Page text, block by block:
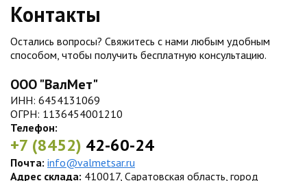
Контакты
Остались вопросы? Свяжитесь с нами любым удобным
способом, чтобы получить бесплатную консультацию.
ООО "ВалМет"
ИНН: 6454131069
ОГРН: 1136454001210
Телефон:
+7 (8452) 42-60-24
Почта: info@valmetsar.ru
Адрес склада: 410017, Саратовская область, город